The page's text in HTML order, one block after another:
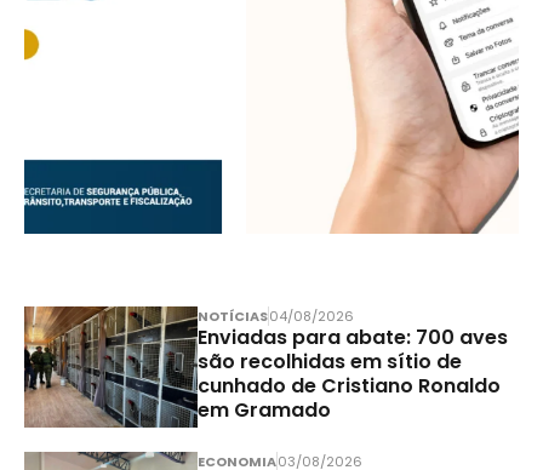
NOTÍCIAS04/08/2026
Enviadas para abate: 700 aves
são recolhidas em sítio de
cunhado de Cristiano Ronaldo
em Gramado
ECONOMIA03/08/2026